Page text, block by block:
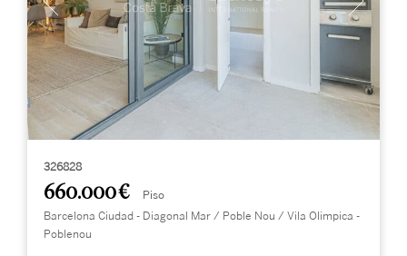
326828
660.000 € Piso
Barcelona Ciudad - Diagonal Mar / Poble Nou / Vila Olimpica -
Poblenou